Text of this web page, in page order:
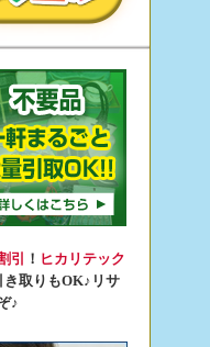
引 ！ ヒカリテック
き取りもOK♪リサ
♪